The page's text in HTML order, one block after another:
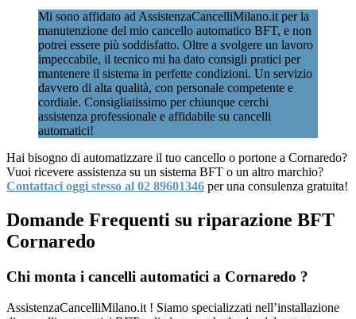
Mi sono affidato ad AssistenzaCancelliMilano.it per la
manutenzione del mio cancello automatico BFT, e non
potrei essere più soddisfatto. Oltre a svolgere un lavoro
impeccabile, il tecnico mi ha dato consigli pratici per
mantenere il sistema in perfette condizioni. Un servizio
davvero di alta qualità, con personale competente e
cordiale. Consigliatissimo per chiunque cerchi
assistenza professionale e affidabile su cancelli
automatici!
Hai bisogno di automatizzare il tuo cancello o portone a Cornaredo?
Vuoi ricevere assistenza su un sistema BFT o un altro marchio?
Contattaci oggi stesso al 02 89601346 per una consulenza gratuita!
Domande Frequenti su riparazione BFT
Cornaredo
Chi monta i cancelli automatici a Cornaredo ?
AssistenzaCancelliMilano.it ! Siamo specializzati nell’installazione